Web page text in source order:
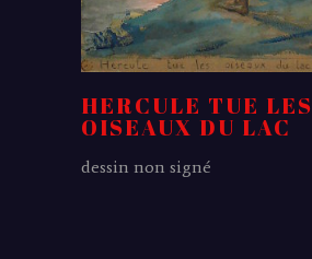
HERCULE TUE LES
OISEAUX DU LAC
dessin non signé